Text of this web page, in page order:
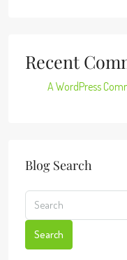
Recent
A WordPress
Blog Search
Search